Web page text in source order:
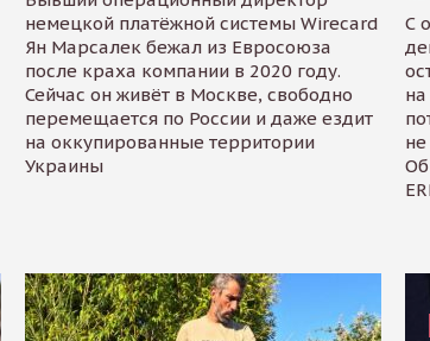
немецкой платёжной системы Wirecard
Ян Марсалек бежал из Евросоюза
после краха компании в 2020 году.
Сейчас он живёт в Москве, свободно
перемещается по России и даже ездит
на оккупированные территории
Украины
С
Об